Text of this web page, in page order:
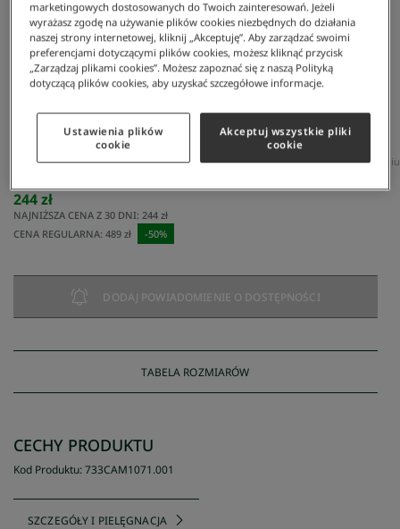
Lacoste/Mężczyzna/Obuwie/Sneakersy/Męskie Buty Slip-On Graduate Ze Skóry
244 zł
NAJNIŻSZA CENA Z 30 DNI: 244 zł
CENA REGULARNA: 489 zł -50%
DODAJ POWIADOMIENIE O DOSTĘPNOŚCI
TABELA ROZMIARÓW
CECHY PRODUKTU
Kod Produktu:733CAM1071.001
SZCZEGÓŁY I PIELĘGNACJA
marketingowych dostosowanych do Twoich zainteresowań. Jeżeli
wyrażasz zgodę na używanie plików cookies niezbędnych do działania
naszej strony internetowej, kliknij „Akceptuję”. Aby zarządzać swoimi
preferencjami dotyczącymi plików cookies, możesz kliknąć przycisk
„Zarządzaj plikami cookies”. Możesz zapoznać się z naszą Polityką
dotyczącą plików cookies, aby uzyskać szczegółowe informacje.
Ustawienia plików
cookie
Akceptuj wszystkie pliki
cookie